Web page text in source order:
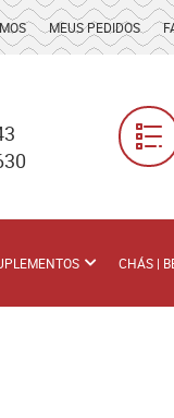
MEUS PEDIDOS
CHÁS |